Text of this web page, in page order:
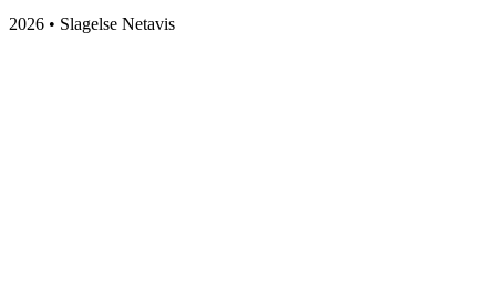
2026 • Slagelse Netavis